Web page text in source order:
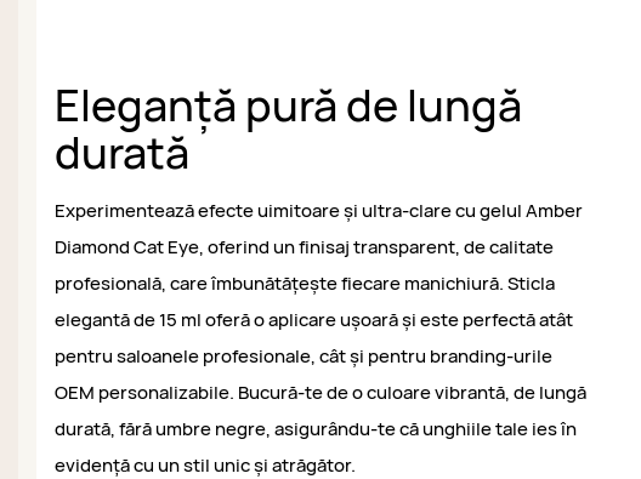
Eleganță pură de lungă
durată
Experimentează efecte uimitoare și ultra-clare cu gelul Amber
Diamond Cat Eye, oferind un finisaj transparent, de calitate
profesională, care îmbunătățește fiecare manichiură. Sticla
elegantă de 15 ml oferă o aplicare ușoară și este perfectă atât
pentru saloanele profesionale, cât și pentru branding-urile
OEM personalizabile. Bucură-te de o culoare vibrantă, de lungă
durată, fără umbre negre, asigurându-te că unghiile tale ies în
evidență cu un stil unic și atrăgător.